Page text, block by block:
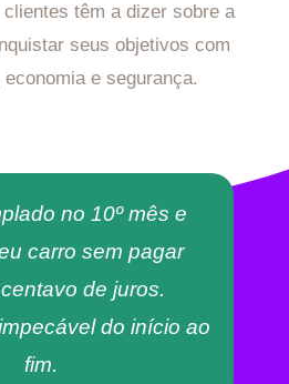
têm a dizer sobre a
seus objetivos com
e segurança.
no 10º mês e
carro sem pagar
de juros.
do início ao
fim.